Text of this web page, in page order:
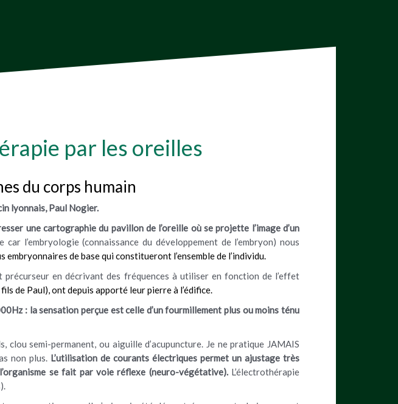
par les oreilles
du corps humain
lyonnais, Paul Nogier.
une cartographie du pavillon de l’oreille où se projette l’image d’un
l’embryologie (connaissance du développement de l’embryon) nous
embryonnaires de base qui constitueront l’ensemble de l’individu.
en décrivant des fréquences à utiliser en fonction de l’effet
de Paul), ont depuis apporté leur pierre à l’édifice.
: la sensation perçue est celle d’un fourmillement plus ou moins ténu
semi-permanent, ou aiguille d’acupuncture. Je ne pratique JAMAIS
non plus. L’utilisation de courants électriques permet un ajustage très
se fait par voie réflexe (neuro-végétative).L’électrothérapie